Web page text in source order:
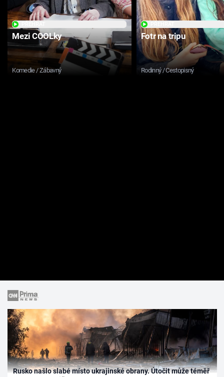
Mezi COOLky
Komedie / Zábavný
Fotr na tripu
Rodinný / Cestopisný
Rusko našlo slabé místo ukrajinské obrany. Útočit může téměř